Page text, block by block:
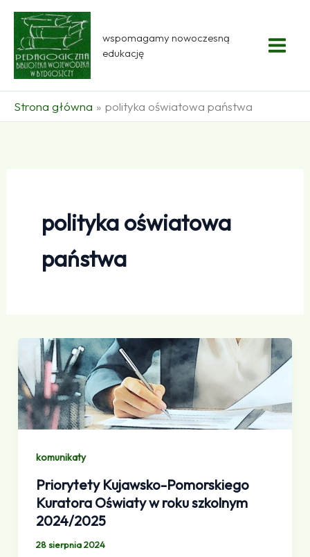
Przejdź
treści
wspomagamy nowoczesną
edukację
Strona główna polityka oświatowa państwa
polityka oświatowa
państwa
komunikaty
Priorytety Kujawsko-Pomorskiego
Kuratora Oświaty w roku szkolnym
2024/2025
28 sierpnia 2024